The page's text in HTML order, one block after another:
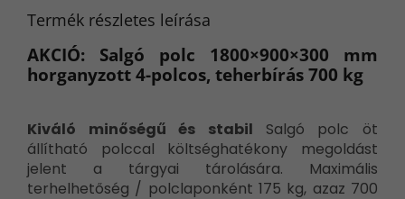
Termék részletes leírása
AKCIÓ: Salgó polc 1800×900×300 mm
horganyzott 4-polcos, teherbírás 700 kg
Kiváló minőségű és stabil
Salgó polc öt
állítható polccal költséghatékony megoldást
jelent a tárgyai tárolására. Maximális
terhelhetőség / polclaponként 175 kg, azaz 700